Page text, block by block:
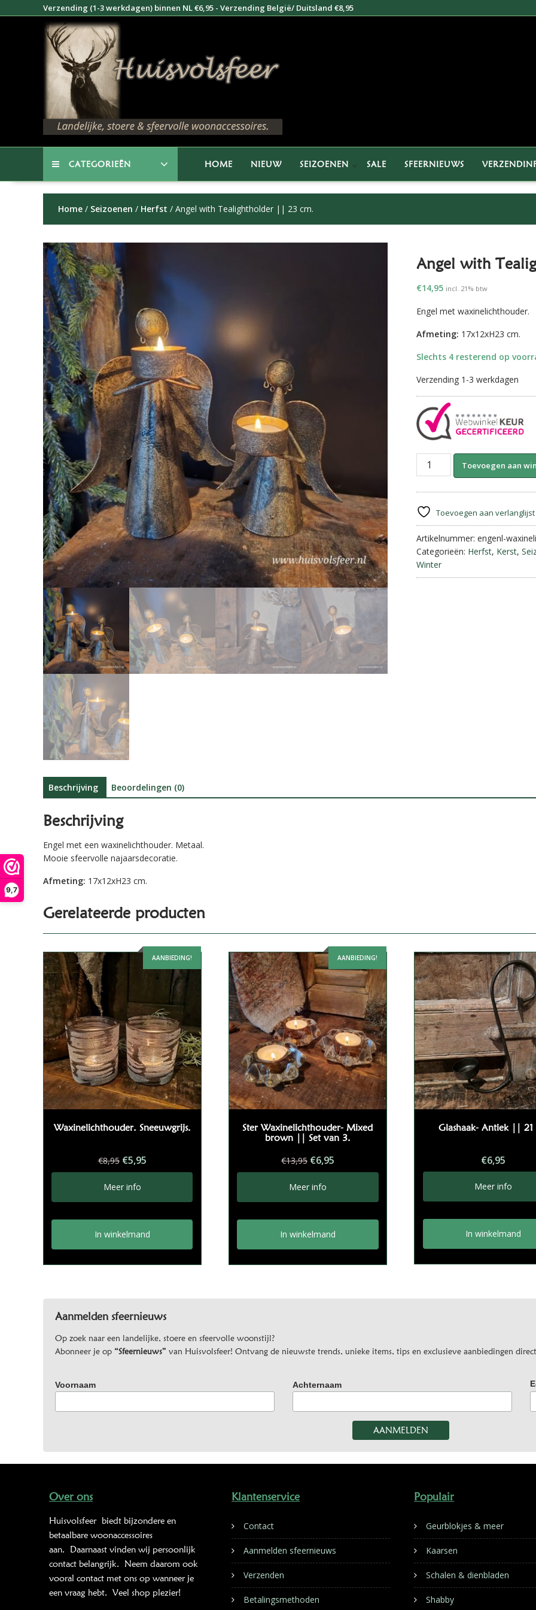
9,7
naar
Verzending (1-3 werkdagen) binnen NL €6,95 - Verzending België/ Duitsland €8,95
CATEGORIEËN HOME NIEUW SEIZOENEN SALE SFEERNIEUWS
Home / Seizoenen / Herfst / Angel with Tealightholder || 23 cm.
Angel with
€14,95 incl. 21% btw
Engel met waxinelichthouder.
Afmeting: 17x12xH23 cm.
Slechts 4 resterend op
Verzending 1-3 werkdagen
Angel
23
cm.
aantal
Toevoegen aan
Toevoegen aan verlanglijst
Artikelnummer: engenl-
Categorieën: Herfst, Kerst,
Winter
Beschrijving Beoordelingen (0)
Beschrijving
Engel met een waxinelichthouder. Metaal.
Mooie sfeervolle najaarsdecoratie.
Afmeting: 17x12xH23 cm.
Gerelateerde producten
AANBIEDING!
Waxinelichthouder. Sneeuwgrijs.
€8,95 Oorspronkelijke
prijs
was:
€8,95.
€5,95Huidige
prijs
€5,95.
Meer info
In winkelmand
AANBIEDING!
Ster Waxinelichthouder- Mixed
brown || Set van 3.
€13,95 Oorspronkelijke
prijs
was:
€13,95.
€6,95Huidige
prijs
€6,95.
Meer info
In winkelmand
Glashaak- Antiek || 21
€6,95
Meer info
In winkelmand
Aanmelden sfeernieuws
Op zoek naar een landelijke, stoere en sfeervolle woonstijl?
Abonneer je op “Sfeernieuws” van Huisvolsfeer! Ontvang de nieuwste trends, unieke items, tips en exclusieve aanbiedingen
Voornaam Achternaam
Over ons
Huisvolsfeer biedt bijzondere en
betaalbare woonaccessoires
aan. Daarnaast vinden wij persoonlijk
contact belangrijk. Neem daarom ook
vooral contact met ons op wanneer je
een vraag hebt. Veel shop plezier!
Klantenservice
Contact
Aanmelden sfeernieuws
Verzenden
Betalingsmethoden
Populair
Geurblokjes & meer
Kaarsen
Schalen & dienbladen
Shabby